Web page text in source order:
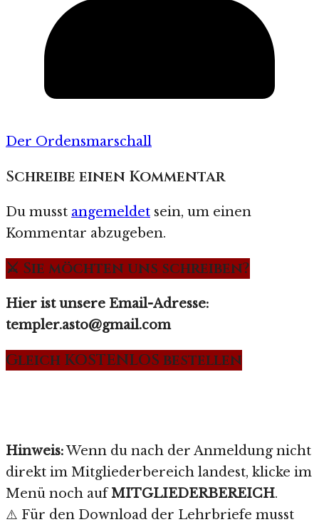
Der Ordensmarschall
Schreibe einen Kommentar
Du musst angemeldet sein, um einen
Kommentar abzugeben.
⚔️ Sie möchten uns schreiben?
Hier ist unsere Email-Adresse:
templer.asto@gmail.com
Gleich KOSTENLOS bestellen
Hinweis:Wenn du nach der Anmeldung nicht
direkt im Mitgliederbereich landest, klicke im
Menü noch aufMITGLIEDERBEREICH.
⚠️ Für den Download der Lehrbriefe musst